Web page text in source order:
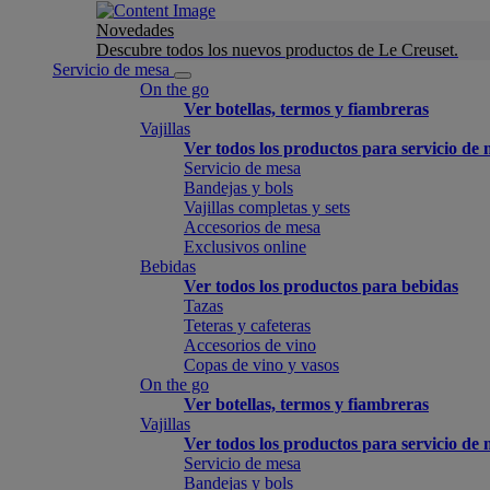
Novedades
Descubre todos los nuevos productos de Le Creuset.
Servicio de mesa
On the go
Ver botellas, termos y fiambreras
Vajillas
Ver todos los productos para servicio de
Servicio de mesa
Bandejas y bols
Vajillas completas y sets
Accesorios de mesa
Exclusivos online
Bebidas
Ver todos los productos para bebidas
Tazas
Teteras y cafeteras
Accesorios de vino
Copas de vino y vasos
On the go
Ver botellas, termos y fiambreras
Vajillas
Ver todos los productos para servicio de
Servicio de mesa
Bandejas y bols